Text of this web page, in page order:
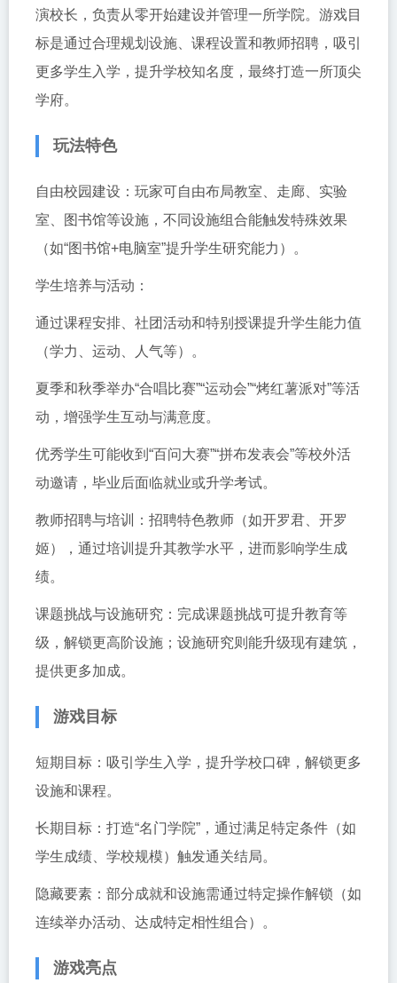
演校长，负责从零开始建设并管理一所学院。游戏目
标是通过合理规划设施、课程设置和教师招聘，吸引
更多学生入学，提升学校知名度，最终打造一所顶尖
学府。
玩法特色
自由校园建设：玩家可自由布局教室、走廊、实验
室、图书馆等设施，不同设施组合能触发特殊效果
（如“图书馆+电脑室”提升学生研究能力）。
学生培养与活动：
通过课程安排、社团活动和特别授课提升学生能力值
（学力、运动、人气等）。
夏季和秋季举办“合唱比赛”“运动会”“烤红薯派对”等活
动，增强学生互动与满意度。
优秀学生可能收到“百问大赛”“拼布发表会”等校外活
动邀请，毕业后面临就业或升学考试。
教师招聘与培训：招聘特色教师（如开罗君、开罗
姬），通过培训提升其教学水平，进而影响学生成
绩。
课题挑战与设施研究：完成课题挑战可提升教育等
级，解锁更高阶设施；设施研究则能升级现有建筑，
提供更多加成。
游戏目标
短期目标：吸引学生入学，提升学校口碑，解锁更多
设施和课程。
长期目标：打造“名门学院”，通过满足特定条件（如
学生成绩、学校规模）触发通关结局。
隐藏要素：部分成就和设施需通过特定操作解锁（如
连续举办活动、达成特定相性组合）。
游戏亮点